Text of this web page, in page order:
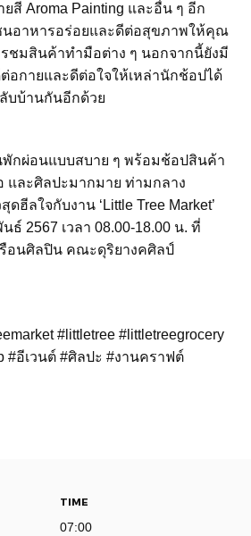
สี Aroma Painting และอื่น ๆ อีก
นอาหารอร่อยและดีต่อสุขภาพให้คุณ
ชมสินค้าทำมือต่าง ๆ นอกจากนี้ยังมี
กายและดีต่อใจให้เหล่านักช้อปได้
บบ้านกันอีกด้วย
พักผ่อนแบบสบาย ๆ พร้อมช้อปสินค้า
และศิลปะมากมาย ท่ามกลาง
ฮีลใจกับงาน ‘Little Tree Market’
2567 เวลา 08.00-18.00 น. ที่
เรือนศิลปิน คณะดุริยางคศิลป์
#littletree #littletreegrocery
#อีเวนต์ #ศิลปะ #งานคราฟต์
TIME
07:00